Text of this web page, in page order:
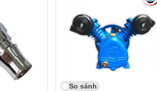
So sánh